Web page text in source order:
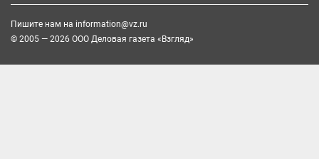
Пишите нам на information@vz.ru
© 2005 — 2026 ООО Деловая газета «Взгляд»